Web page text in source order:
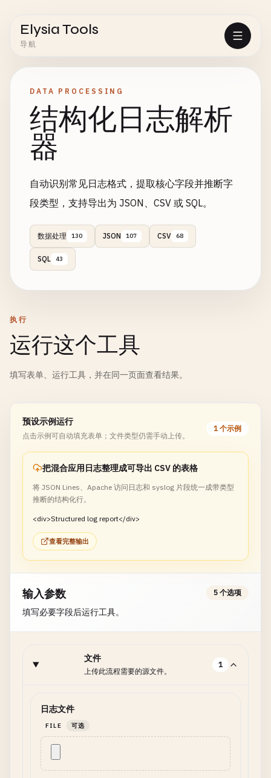
Elysia Tools
导航
DATA PROCESSING
结构化日志解析
器
自动识别常见日志格式，提取核心字段并推断字
段类型，支持导出为 JSON、CSV 或 SQL。
数据处理 130 JSON 107 CSV 68
SQL 43
执行
运行这个工具
填写表单、运行工具，并在同一页面查看结果。
预设示例运行
点击示例可自动填充表单；文件类型仍需手动上传。
1 个示例
把混合应用日志整理成可导出 CSV 的表格
将 JSON Lines、Apache 访问日志和 syslog 片段统一成带类型
推断的结构化行。
<div>Structured log report</div>
查看完整输出
输入参数
填写必要字段后运行工具。
5 个选项
文件
上传此流程需要的源文件。
1
日志文件
FILE 可选